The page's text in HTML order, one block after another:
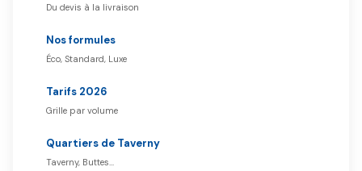
Du devis à la livraison
Nos formules
Éco, Standard, Luxe
Tarifs 2026
Grille par volume
Quartiers de Taverny
Taverny, Buttes…